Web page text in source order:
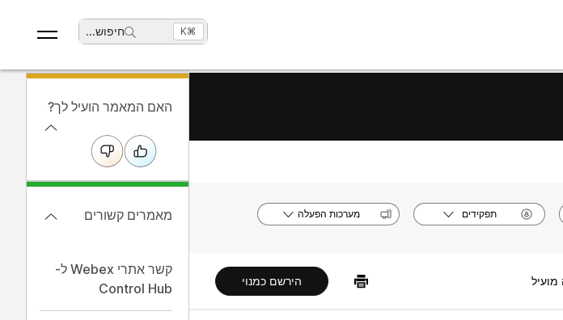
חיפוש... ⌘K
תפקידים מערכות הפעלה
הירשם כמנוי
האם המאמר הועיל לך?
מאמרים קשורים
קשר אתרי Webex ל-
Control Hub